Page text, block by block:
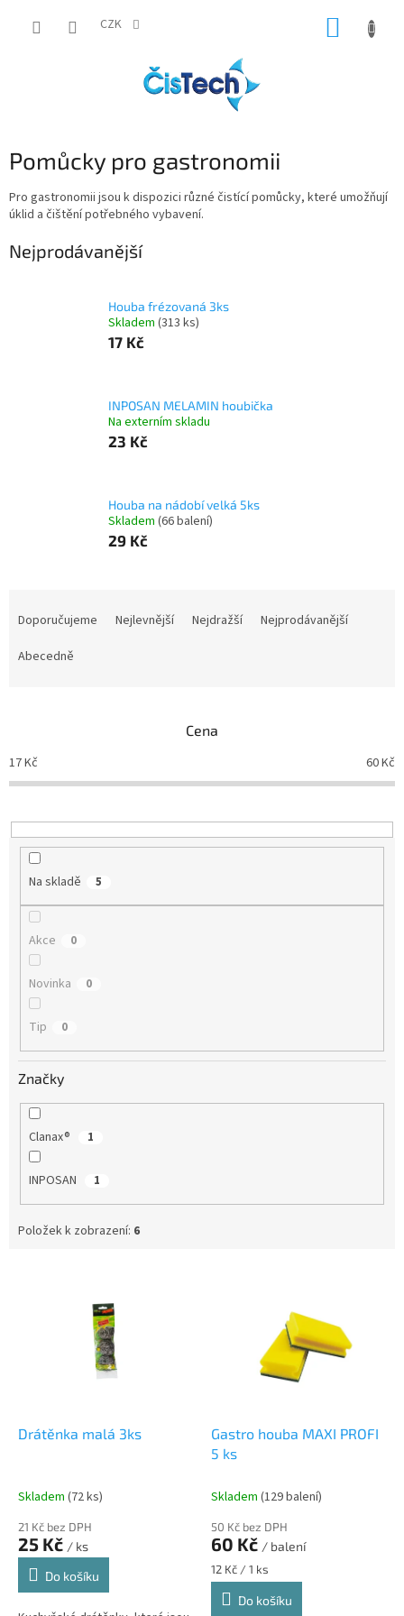
CZK
Pomůcky pro gastronomii
Pro gastronomii jsou k dispozici různé čistící pomůcky, které umožňují
úklid a čištění potřebného vybavení.
Nejprodávanější
Houba frézovaná 3ks
Skladem (313 ks)
17 Kč
INPOSAN MELAMIN houbička
Na externím skladu
23 Kč
Houba na nádobí velká 5ks
Skladem (66 balení)
29 Kč
o
d
k
t
Doporučujeme Nejlevnější Nejdražší
Nejprodávanější
Abecedně
Cena
17Kč 60Kč
Na skladě 5
Akce 0
Novinka 0
Tip 0
Značky
Clanax® 1
INPOSAN 1
Položek k zobrazení: 6
Drátěnka malá 3ks
Skladem (72 ks)
21 Kč bez DPH
25 Kč / ks
Do košíku
Gastro houba MAXI PROFI
5 ks
Skladem (129 balení)
50 Kč bez DPH
60 Kč / balení
Měrná
cena:
12 Kč / 1 ks
Do košíku